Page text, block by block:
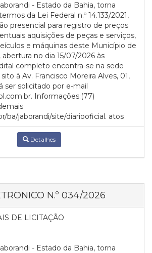
- Estado da Bahia, torna
da Lei Federal n.º 14.133/2021,
presencial para registro de preços
aquisições de peças e serviços,
e máquinas deste Município de
abertura no dia 15/07/2026 às
completo encontra-se na sede
à Av. Francisco Moreira Alves, 01,
ser solicitado por e-mail
Informações:(77)
ba/jaborandi/site/diariooficial. atos
Detalhes
N.º 034/2026
DE LICITAÇÃO
- Estado da Bahia, torna